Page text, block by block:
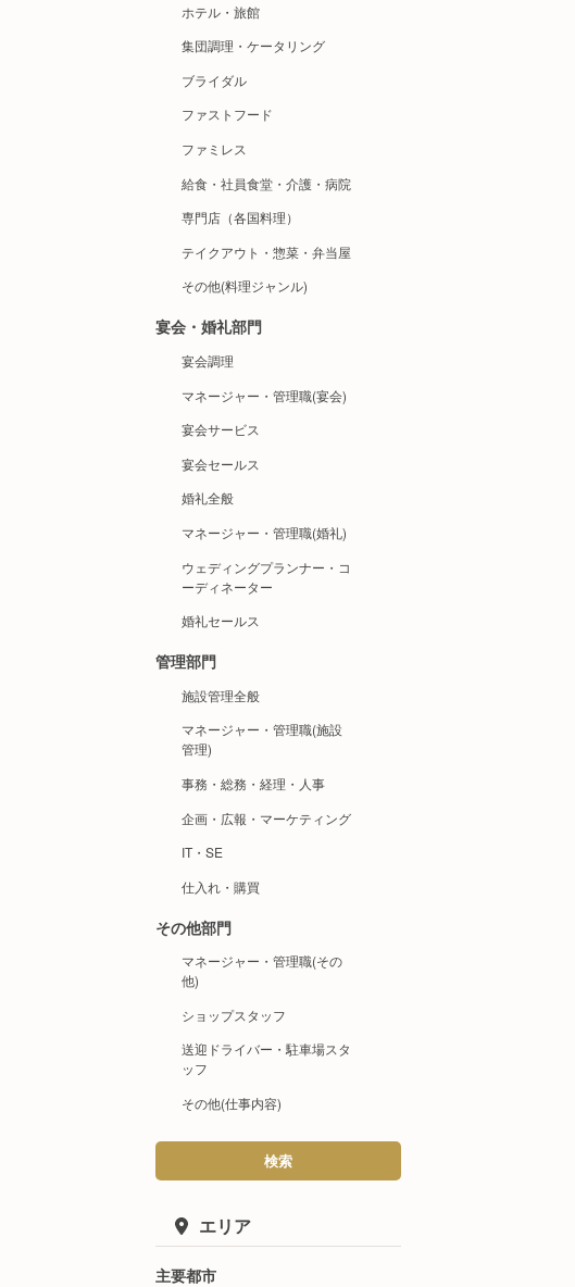
ホテル・旅館
集団調理・ケータリング
ブライダル
ファストフード
ファミレス
給食・社員食堂・介護・病院
専門店（各国料理）
テイクアウト・惣菜・弁当屋
その他(料理ジャンル)
宴会・婚礼部門
宴会調理
マネージャー・管理職(宴会)
宴会サービス
宴会セールス
婚礼全般
マネージャー・管理職(婚礼)
ウェディングプランナー・コ
ーディネーター
婚礼セールス
管理部門
施設管理全般
マネージャー・管理職(施設
管理)
事務・総務・経理・人事
企画・広報・マーケティング
IT・SE
仕入れ・購買
その他部門
マネージャー・管理職(その
他)
ショップスタッフ
送迎ドライバー・駐車場スタ
ッフ
その他(仕事内容)
検索
エリア
主要都市